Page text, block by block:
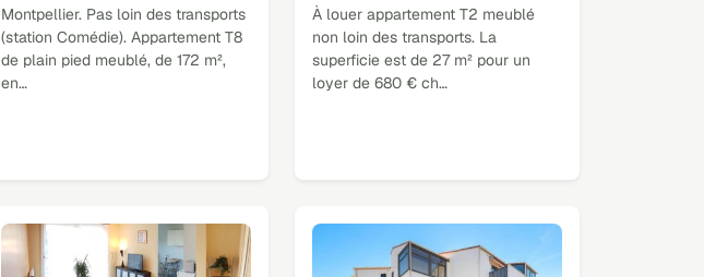
Montpellier. Pas loin des transports
(station Comédie). Appartement T8
de plain pied meublé, de 172 m²,
en…
À louer appartement T2 meublé
non loin des transports. La
superficie est de 27 m² pour un
loyer de 680 € ch…